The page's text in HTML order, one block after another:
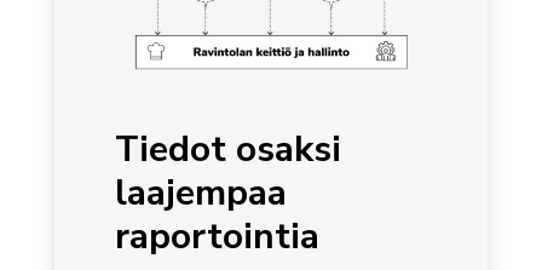
Tiedot osaksi
laajempaa
raportointia